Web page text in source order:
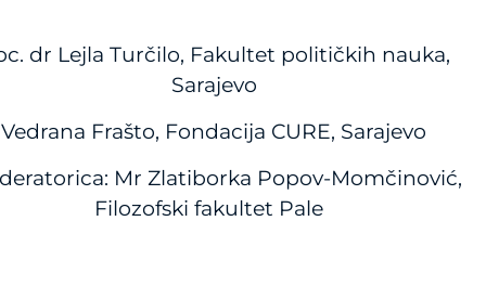
dr Lejla Turčilo, Fakultet političkih nauka,
Sarajevo
Vedrana Frašto, Fondacija CURE, Sarajevo
Mr Zlatiborka Popov-Momčinović,
Filozofski fakultet Pale